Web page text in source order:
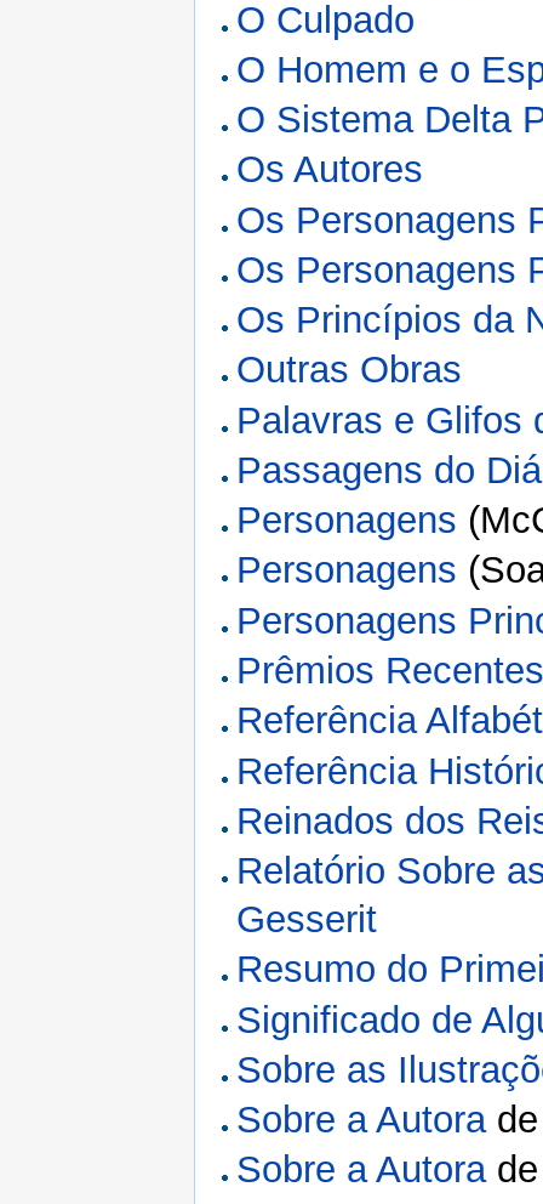
O Culpado
O Homem e o
O Sistema Delta
Os Autores
Os Personagens
Os Personagens
Os Princípios da
Outras Obras
Palavras e Glifos
Passagens do
Personagens
Personagens
Personagens
Prêmios
Referência
Referência
Reinados dos
Relatório Sobre
Gesserit
Resumo do
Significado de
Sobre as
Sobre a Autora
Sobre a Autora